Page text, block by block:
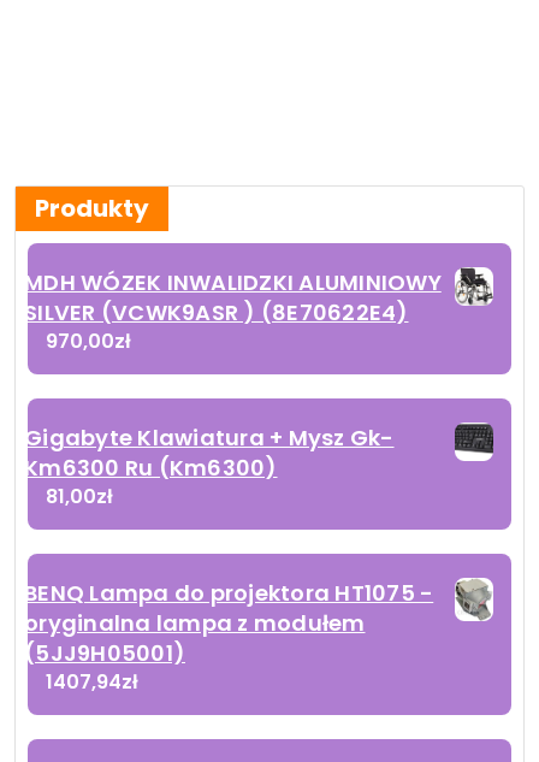
Produkty
MDH WÓZEK INWALIDZKI ALUMINIOWY
SILVER (VCWK9ASR ) (8E70622E4)
970,00zł
Gigabyte Klawiatura + Mysz Gk-
Km6300 Ru (Km6300)
81,00zł
BENQ Lampa do projektora HT1075 -
oryginalna lampa z modułem
(5JJ9H05001)
1407,94zł